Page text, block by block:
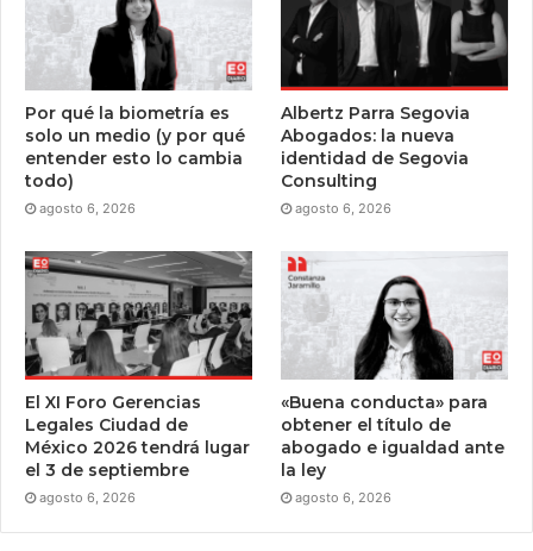
Por qué la biometría es
solo un medio (y por qué
entender esto lo cambia
todo)
agosto 6, 2026
Albertz Parra Segovia
Abogados: la nueva
identidad de Segovia
Consulting
agosto 6, 2026
El XI Foro Gerencias
Legales Ciudad de
México 2026 tendrá lugar
el 3 de septiembre
agosto 6, 2026
«Buena conducta» para
obtener el título de
abogado e igualdad ante
la ley
agosto 6, 2026